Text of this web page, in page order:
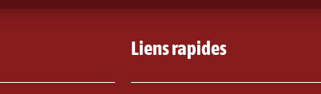
Liens rapides